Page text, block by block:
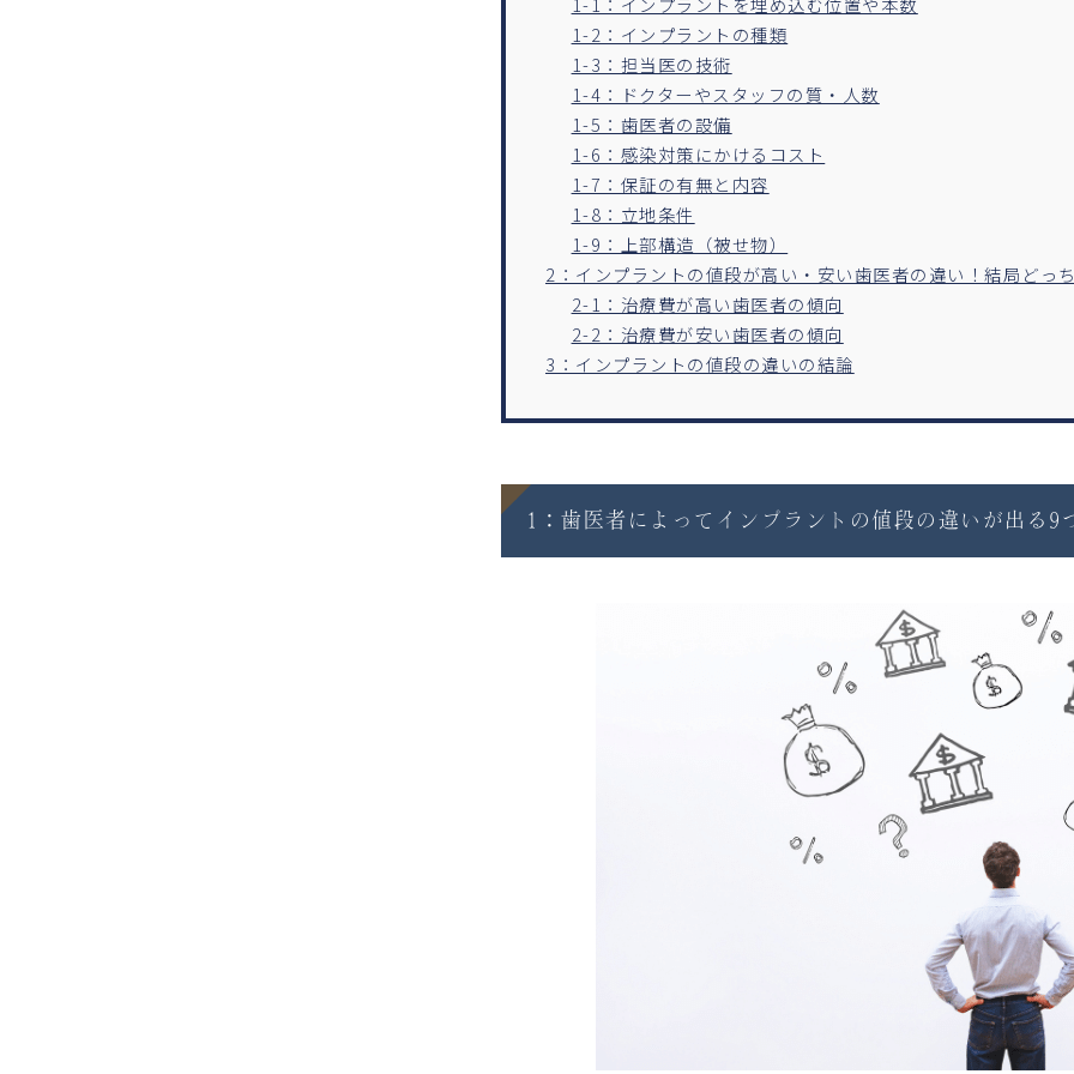
1-2：インプラントの種類
1-3：担当医の技術
1-4：ドクターやスタッフの質・人数
1-5：歯医者の設備
1-6：感染対策にかけるコスト
1-7：保証の有無と内容
1-8：立地条件
1-9：上部構造（被せ物）
2：インプラントの値段が高い・安い歯医者の違い！結局どっ
2-1：治療費が高い歯医者の傾向
2-2：治療費が安い歯医者の傾向
3：インプラントの値段の違いの結論
1：歯医者によってインプラントの値段の違いが出る9